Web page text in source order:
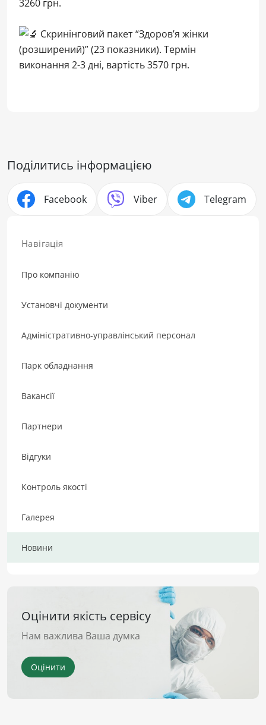
Навігація
Про компанію
Установчі документи
Адміністративно-управлінський персонал
Парк обладнання
Вакансії
Партнери
Відгуки
Контроль якості
Галерея
Новини
Оцінити якість сервісу
Нам важлива Ваша думка
Оцінити
3260 грн.
Скринінговий пакет “Здоров’я жінки
(розширений)” (23 показники). Термін
виконання 2-3 дні, вартість 3570 грн.
Поділитись інформацією
Facebook Viber Telegram